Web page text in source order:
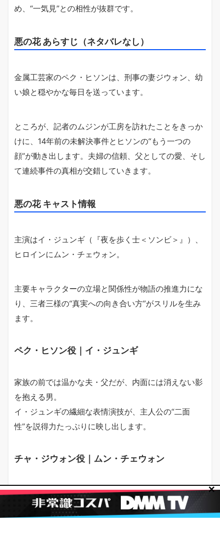
め、“一気見”との相性が抜群です。
悪の花 あらすじ（ネタバレなし）
金属工芸家のペク・ヒソンは、刑事の妻ジウォン、幼
い娘と穏やかな毎日を送っています。
ところが、記者のムジンが工房を訪れたことをきっか
けに、14年前の未解決事件とヒソンの“もう一つの
顔”が動き出します。夫婦の信頼、父としての愛、そし
て連続事件の真相が交錯していきます。
悪の花 キャスト情報
主演はイ・ジュンギ（『夜を歩く士＜ソンビ＞』）、
ヒロインにムン・チェウォン。
主要キャラクターの立場と関係性が物語の推進力にな
り、三者三様の“真実への向き合い方”がスリルを生み
ます。
ペク・ヒソン役｜イ・ジュンギ
家族の前では温かな夫・父だが、内面には消えない影
を抱える男。
イ・ジュンギの繊細な表情演技が、主人公の“二面
性”を説得力たっぷりに映し出します。
チャ・ジウォン役｜ムン・チェウォン
有能な刑事であり母。
愛する夫への疑念と職務の狭間で揺れながらも、真相
へ一歩ずつ近づきます。
✕